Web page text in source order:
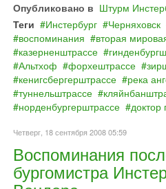
Опубликовано в Штурм
Теги
Инстербург Черняховск
воспоминания
вторая
казерненштрассе
Альтхоф
форхештрассе
кенигсбергерштрассе
река
туннельштрассе
норденбургерштрассе
доктор
Четверг, 18 сентября 2008 05:59
Воспоминания
бургомистра